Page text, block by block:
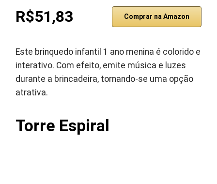
R$51,83 Comprar na Amazon
Este brinquedo infantil 1 ano menina é colorido e
interativo. Com efeito, emite música e luzes
durante a brincadeira, tornando-se uma opção
atrativa.
Torre Espiral